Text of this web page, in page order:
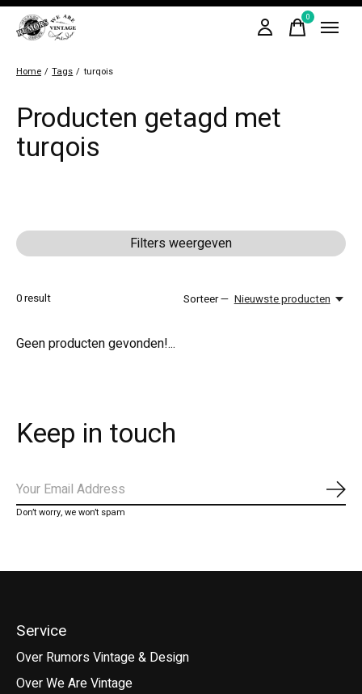
0items
Home / Tags / turqois
Producten getagd met
turqois
Filters weergeven
0result Sorteer — Nieuwste producten
Geen producten gevonden!...
Keep in touch
Don’t worry, we won’t spam
Service
Over Rumors Vintage & Design
Over We Are Vintage